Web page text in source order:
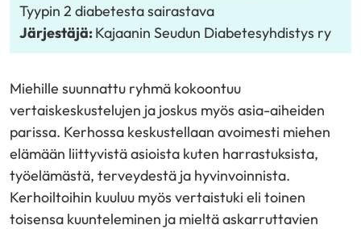
Tyypin 2 diabetesta sairastava
Järjestäjä:Kajaanin Seudun Diabetesyhdistys ry
Miehille suunnattu ryhmä kokoontuu
vertaiskeskustelujen ja joskus myös asia-aiheiden
parissa. Kerhossa keskustellaan avoimesti miehen
elämään liittyvistä asioista kuten harrastuksista,
työelämästä, terveydestä ja hyvinvoinnista.
Kerhoiltoihin kuuluu myös vertaistuki eli toinen
toisensa kuunteleminen ja mieltä askarruttavien